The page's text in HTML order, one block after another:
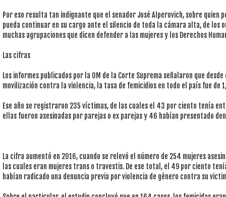
Por eso resulta tan indignante que el senador José Alperovich, sobre quien
pueda continuar en su cargo ante el silencio de toda la cámara alta, de los
muchas agrupaciones que dicen defender a las mujeres y los Derechos
Las cifras
Los informes publicados por la OM de la Corte Suprema señalaron que
movilización contra la violencia, la tasa de femicidios en todo el país fue de
Ese año se registraron 235 víctimas, de las cuales el 43 por ciento tenía
ellas fueron asesinadas por parejas o ex parejas y 46 habían presentado
La cifra aumentó en 2016, cuando se relevó el número de 254 mujeres
las cuales eran mujeres trans o travestis. De ese total, el 49 por ciento
habían radicado una denuncia previa por violencia de género contra su